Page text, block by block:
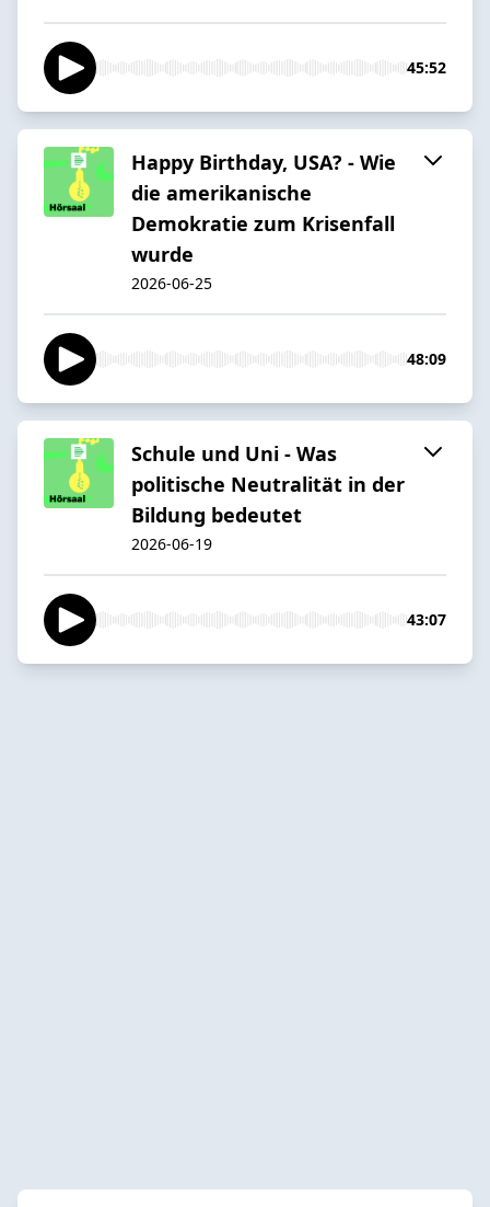
45:52
Happy Birthday, USA? - Wie
die amerikanische
Demokratie zum Krisenfall
wurde
2026-06-25
48:09
Schule und Uni - Was
politische Neutralität in der
Bildung bedeutet
2026-06-19
43:07